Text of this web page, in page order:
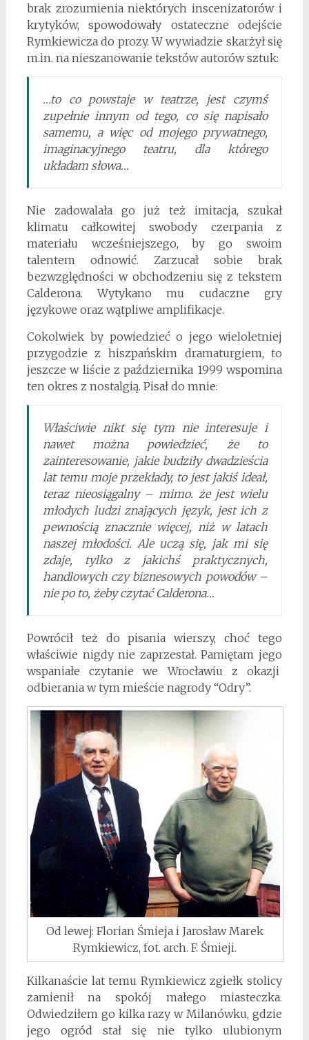
brak zrozumienia niektórych inscenizatorów i
krytyków, spowodowały ostateczne odejście
Rymkiewicza do prozy. W wywiadzie skarżył się
m.in. na nieszanowanie tekstów autorów sztuk:
…to co powstaje w teatrze, jest czymś
zupełnie innym od tego, co się napisało
samemu, a więc od mojego prywatnego,
imaginacyjnego teatru, dla którego
układam słowa…
Nie zadowalała go już też imitacja, szukał
klimatu całkowitej swobody czerpania z
materiału wcześniejszego, by go swoim
talentem odnowić. Zarzucał sobie brak
bezwzględności w obchodzeniu się z tekstem
Calderona. Wytykano mu cudaczne gry
językowe oraz wątpliwe amplifikacje.
Cokolwiek by powiedzieć o jego wieloletniej
przygodzie z hiszpańskim dramaturgiem, to
jeszcze w liście z października 1999 wspomina
ten okres z nostalgią. Pisał do mnie:
Właściwie nikt się tym nie interesuje i
nawet można powiedzieć, że to
zainteresowanie, jakie budziły dwadzieścia
lat temu moje przekłady, to jest jakiś ideał,
teraz nieosiągalny – mimo. że jest wielu
młodych ludzi znających język, jest ich z
pewnością znacznie więcej, niż w latach
naszej młodości. Ale uczą się, jak mi się
zdaje, tylko z jakichś praktycznych,
handlowych czy biznesowych powodów –
nie po to, żeby czytać Calderona…
Powrócił też do pisania wierszy, choć tego
właściwie nigdy nie zaprzestał. Pamiętam jego
wspaniałe czytanie we Wrocławiu z okazji
odbierania w tym mieście nagrody “Odry”.
Od lewej: Florian Śmieja i Jarosław Marek
Rymkiewicz, fot. arch. F. Śmieji.
Kilkanaście lat temu Rymkiewicz zgiełk stolicy
zamienił na spokój małego miasteczka.
Odwiedziłem go kilka razy w Milanówku, gdzie
jego ogród stał się nie tylko ulubionym